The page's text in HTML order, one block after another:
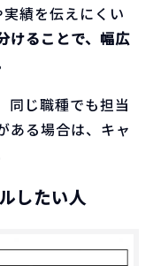
績を伝えにくい
けることで、幅広
同じ職種でも担当
ある場合は、キャ
したい人